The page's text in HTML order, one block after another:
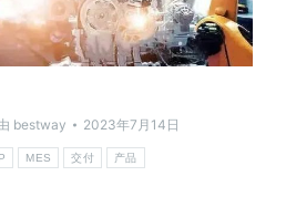
bestway
2023年7月14日
MES 交付 产品